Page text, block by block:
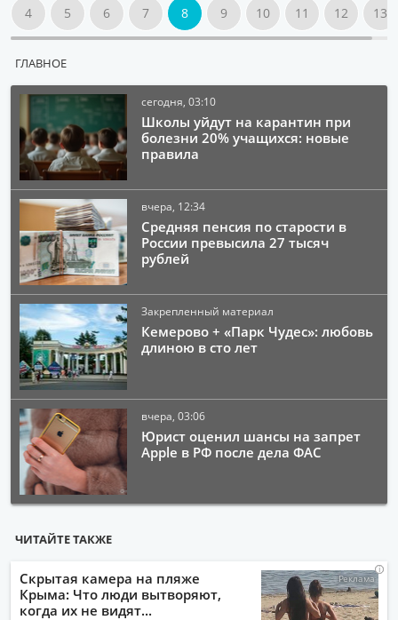
4 5 6 7 8 9 10 11 12 13
ГЛАВНОЕ
сегодня, 03:10
Школы уйдут на карантин при
болезни 20% учащихся: новые
правила
вчера, 12:34
Средняя пенсия по старости в
России превысила 27 тысяч
рублей
Закрепленный материал
Кемерово + «Парк Чудес»: любовь
длиною в сто лет
вчера, 03:06
Юрист оценил шансы на запрет
Apple в РФ после дела ФАС
ЧИТАЙТЕ ТАКЖЕ
i
Скрытая камера на пляже
Крыма: Что люди вытворяют,
когда их не видят...
iii